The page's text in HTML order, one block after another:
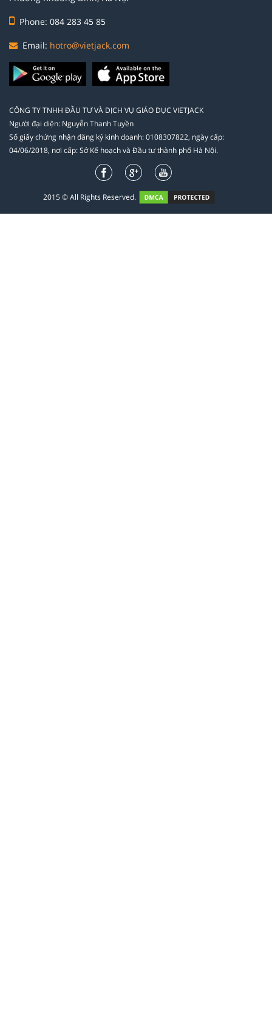
Phone: 084 283 45 85
Email: hotro@vietjack.com
CÔNG TY TNHH ĐẦU TƯ VÀ DỊCH VỤ GIÁO DỤC VIETJACK
Người đại diện: Nguyễn Thanh Tuyền
Số giấy chứng nhận đăng ký kinh doanh: 0108307822, ngày cấp:
04/06/2018, nơi cấp: Sở Kế hoạch và Đầu tư thành phố Hà Nội.
2015 © All Rights Reserved.